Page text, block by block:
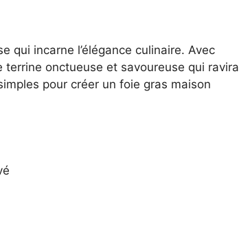
qui incarne l’élégance culinaire. Avec
onctueuse et savoureuse qui ravira
pour créer un foie gras maison